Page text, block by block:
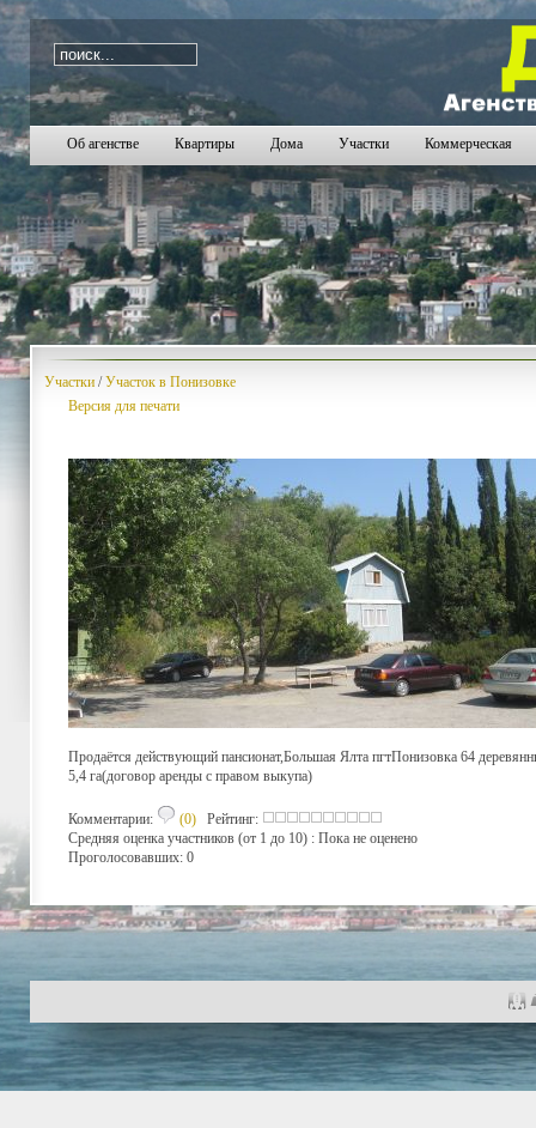
i=669
Об агенстве Квартиры Дома Участки Коммерческая
Участки /Участок в Понизовке
Версия для печати
Продаётся действующий пансионат,Большая Ялта пгтПонизовка 64
5,4 га(договор аренды с правом выкупа)
Комментарии: (0) Рейтинг:
Средняя оценка участников (от 1 до 10) : Пока не оценено
Проголосовавших: 0